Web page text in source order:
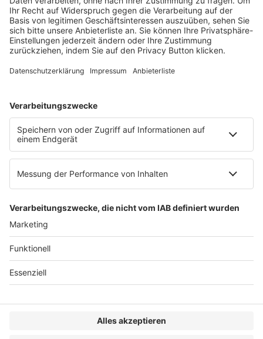
Mainzer Landstr. 251
60326 Frankfurt am Main
E-Mail:info@ruw.de
Web:https://www.ruw.de
AGB
Datenschutzerklärung
Genderhinweis
Cookie-Einstellungen